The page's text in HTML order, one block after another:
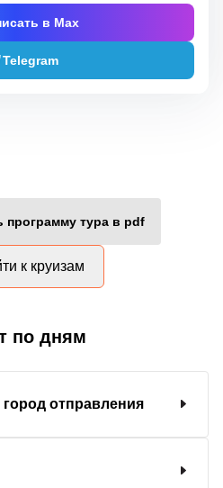
в Max
Telegram
программу тура в pdf
к круизам
по дням
город отправления